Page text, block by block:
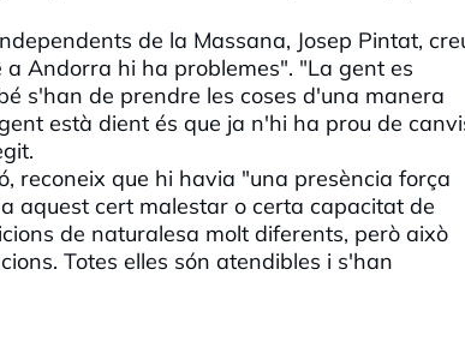
de la Massana, Josep Pintat,
Andorra hi ha problemes". "La gent es
s'han de prendre les coses d'una manera
està dient és que ja n'hi ha prou de
reconeix que hi havia "una presència força
aquest cert malestar o certa capacitat de
de naturalesa molt diferents, però això
Totes elles són atendibles i s'han